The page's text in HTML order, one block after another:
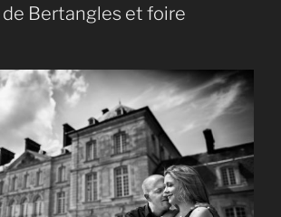
Bertangles et foire